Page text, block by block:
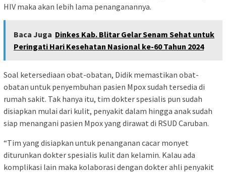
HIV maka akan lebih lama penanganannya.
Baca Juga Dinkes Kab. Blitar Gelar Senam Sehat untuk
Peringati Hari Kesehatan Nasional ke-60 Tahun 2024
Soal ketersediaan obat-obatan, Didik memastikan obat-
obatan untuk penyembuhan pasien Mpox sudah tersedia di
rumah sakit. Tak hanya itu, tim dokter spesialis pun sudah
disiapkan mulai dari kulit, penyakit dalam hingga anak sudah
siap menangani pasien Mpox yang dirawat di RSUD Caruban.
“Tim yang disiapkan untuk penanganan cacar monyet
diturunkan dokter spesialis kulit dan kelamin. Kalau ada
komplikasi lain maka kolaborasi dengan dokter ahli penyakit